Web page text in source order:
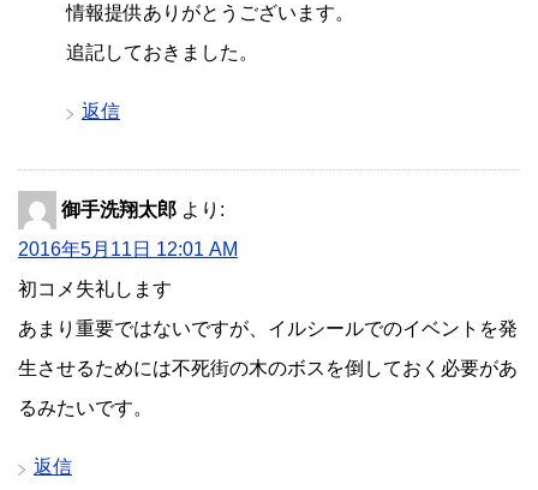
情報提供ありがとうございます。
追記しておきました。
返信
御手洗翔太郎 より:
2016年5月11日 12:01 AM
初コメ失礼します
あまり重要ではないですが、イルシールでのイベントを発
生させるためには不死街の木のボスを倒しておく必要があ
るみたいです。
返信